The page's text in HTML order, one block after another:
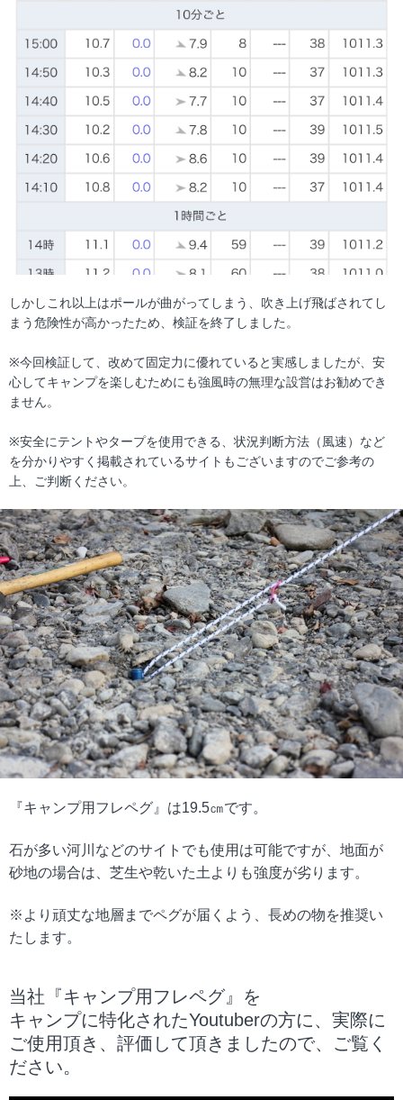
しかしこれ以上はポールが曲がってしまう、吹き上げ飛ばされてし
まう危険性が高かったため、検証を終了しました。
※今回検証して、改めて固定力に優れていると実感しましたが、安
心してキャンプを楽しむためにも強風時の無理な設営はお勧めでき
ません。
※安全にテントやタープを使用できる、状況判断方法（風速）など
を分かりやすく掲載されているサイトもございますのでご参考の
上、ご判断ください。
『キャンプ用フレペグ』は19.5㎝です。
石が多い河川などのサイトでも使用は可能ですが、地面が
砂地の場合は、芝生や乾いた土よりも強度が劣ります。
※より頑丈な地層までペグが届くよう、長めの物を推奨い
たします。
当社『キャンプ用フレペグ』を
キャンプに特化されたYoutuberの方に、実際に
ご使用頂き、評価して頂きましたので、ご覧く
ださい。